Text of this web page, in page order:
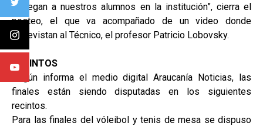
entregan a nuestros alumnos en la institución”, cierra el
posteo, el que va acompañado de un video donde
entrevistan al Técnico, el profesor Patricio Lobovsky.
RECINTOS
Según informa el medio digital Araucanía Noticias, las
finales están siendo disputadas en los siguientes
recintos.
Para las finales del vóleibol y tenis de mesa se dispuso